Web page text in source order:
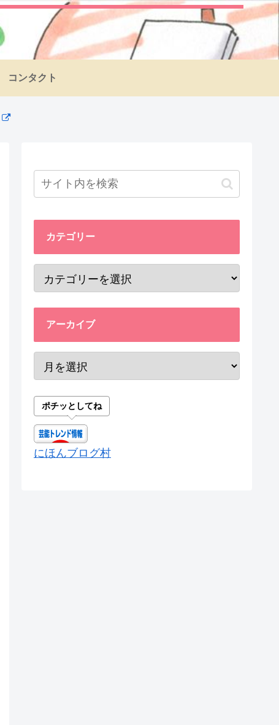
コンタクト
カテゴリー
アーカイブ
ポチッとしてね
にほんブログ村